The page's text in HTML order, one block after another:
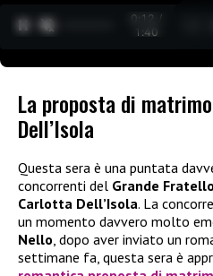
0:12 /
1:40
La proposta di
Dell’Isola
Questa sera è una puntata
concorrenti del Grande
Carlotta Dell’Isola. La
un momento davvero molto
Nello, dopo aver inviato un
settimane fa, questa sera è